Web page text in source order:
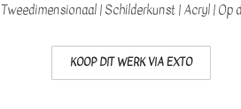
Tweedimensionaal | Schilderkunst | Acryl | Op
KOOP DIT WERK VIA EXTO